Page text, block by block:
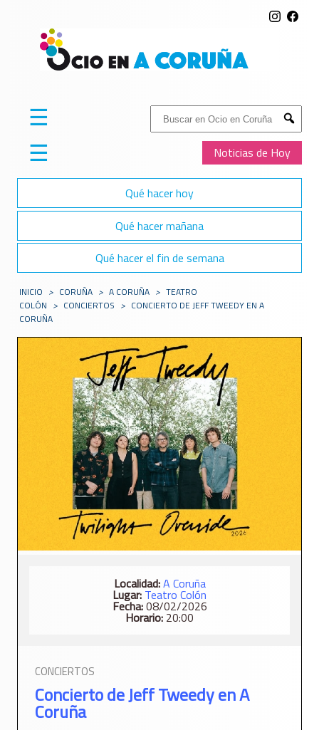
Buscar:
Submit
Noticias de Hoy
☰
☰
Qué hacer hoy
Qué hacer mañana
Qué hacer el fin de semana
INICIO > CORUÑA > A CORUÑA > TEATRO
COLÓN > CONCIERTOS > CONCIERTO DE JEFF TWEEDY EN A
CORUÑA
Localidad:A Coruña
Lugar: Teatro Colón
Fecha:08/02/2026
Horario: 20:00
CONCIERTOS
Concierto de Jeff Tweedy en A
Coruña